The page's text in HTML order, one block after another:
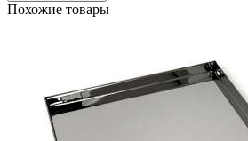
Похожие товары